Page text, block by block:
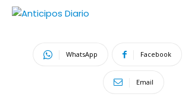
WhatsApp Facebook
Email